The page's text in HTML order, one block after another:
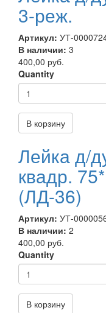
3-реж.
Артикул: УТ-
В наличии: 3
400,00 руб.
Quantity
В корзину
Лейка д/
квадр.
(ЛД-36)
Артикул: УТ-
В наличии: 2
400,00 руб.
Quantity
В корзину